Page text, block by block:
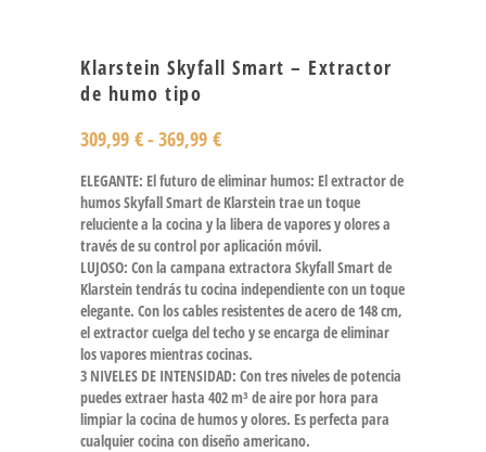
Klarstein Skyfall Smart – Extractor
de humo tipo
309,99 €- 369,99 €
ELEGANTE: El futuro de eliminar humos: El extractor de
humos Skyfall Smart de Klarstein trae un toque
reluciente a la cocina y la libera de vapores y olores a
través de su control por aplicación móvil.
LUJOSO: Con la campana extractora Skyfall Smart de
Klarstein tendrás tu cocina independiente con un toque
elegante. Con los cables resistentes de acero de 148 cm,
el extractor cuelga del techo y se encarga de eliminar
los vapores mientras cocinas.
3 NIVELES DE INTENSIDAD: Con tres niveles de potencia
puedes extraer hasta 402 m³ de aire por hora para
limpiar la cocina de humos y olores. Es perfecta para
cualquier cocina con diseño americano.